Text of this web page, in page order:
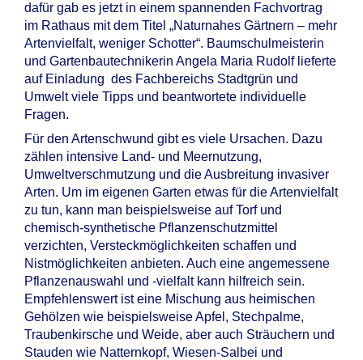
dafür gab es jetzt in einem spannenden Fachvortrag
im Rathaus mit dem Titel „Naturnahes Gärtnern – mehr
Artenvielfalt, weniger Schotter“. Baumschulmeisterin
und Gartenbautechnikerin Angela Maria Rudolf lieferte
auf Einladung des Fachbereichs Stadtgrün und
Umwelt viele Tipps und beantwortete individuelle
Fragen.
Für den Artenschwund gibt es viele Ursachen. Dazu
zählen intensive Land- und Meernutzung,
Umweltverschmutzung und die Ausbreitung invasiver
Arten. Um im eigenen Garten etwas für die Artenvielfalt
zu tun, kann man beispielsweise auf Torf und
chemisch-synthetische Pflanzenschutzmittel
verzichten, Versteckmöglichkeiten schaffen und
Nistmöglichkeiten anbieten. Auch eine angemessene
Pflanzenauswahl und -vielfalt kann hilfreich sein.
Empfehlenswert ist eine Mischung aus heimischen
Gehölzen wie beispielsweise Apfel, Stechpalme,
Traubenkirsche und Weide, aber auch Sträuchern und
Stauden wie Natternkopf, Wiesen-Salbei und